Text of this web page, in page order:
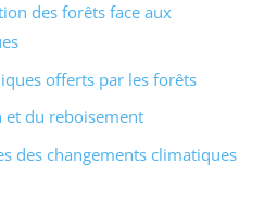
des forêts face aux
offerts par les forêts
et du reboisement
des changements climatiques